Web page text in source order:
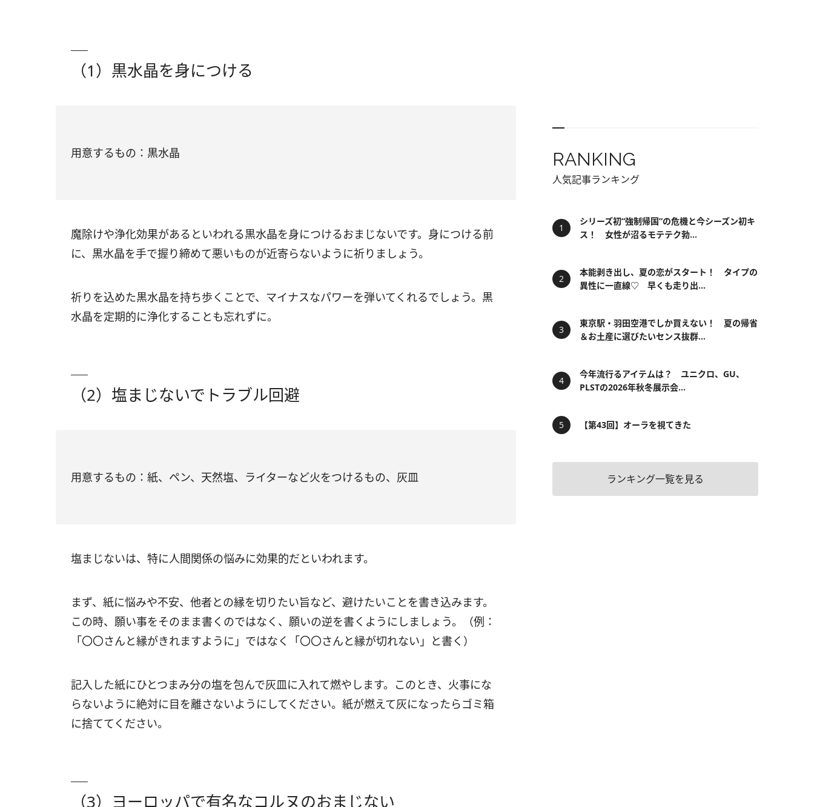
（1）黒水晶を身につける
用意するもの：黒水晶
魔除けや浄化効果があるといわれる黒水晶を身につけるおまじないです。身につける前
に、黒水晶を手で握り締めて悪いものが近寄らないように祈りましょう。
祈りを込めた黒水晶を持ち歩くことで、マイナスなパワーを弾いてくれるでしょう。黒
水晶を定期的に浄化することも忘れずに。
（2）塩まじないでトラブル回避
用意するもの：紙、ペン、天然塩、ライターなど火をつけるもの、灰皿
塩まじないは、特に人間関係の悩みに効果的だといわれます。
まず、紙に悩みや不安、他者との縁を切りたい旨など、避けたいことを書き込みます。
この時、願い事をそのまま書くのではなく、願いの逆を書くようにしましょう。（例：
「〇〇さんと縁がきれますように」ではなく「〇〇さんと縁が切れない」と書く）
記入した紙にひとつまみ分の塩を包んで灰皿に入れて燃やします。このとき、火事にな
らないように絶対に目を離さないようにしてください。紙が燃えて灰になったらゴミ箱
に捨ててください。
（3）ヨーロッパで有名なコルヌのおまじない
RANKING
人気記事ランキング
シリーズ初“強制帰国”の危機と今シーズン初キ
ス！ 女性が沼るモテテク勃...
本能剥き出し、夏の恋がスタート！ タイプの
異性に一直線♡ 早くも走り出...
東京駅・羽田空港でしか買えない！ 夏の帰省
＆お土産に選びたいセンス抜群...
今年流行るアイテムは？ ユニクロ、GU、
PLSTの2026年秋冬展示会...
【第43回】オーラを視てきた
ランキング一覧を見る